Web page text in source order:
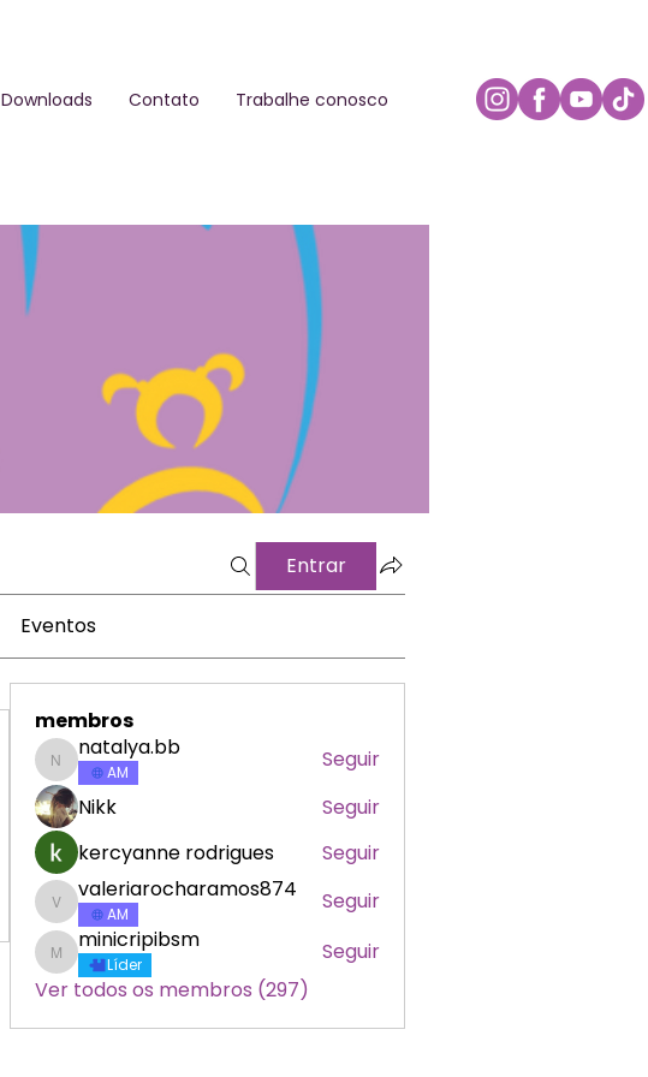
Downloads Contato Trabalhe conosco
Entrar
Eventos
membros
natalya.bb
natalya.bb
AM
Seguir
Nikk
Seguir
kercyanne rodrigues
Seguir
valeriarocharamos874
valeriarocharamos874
AM Seguir
minicripibsm
minicripibsm
Líder
Seguir
Ver todos os membros (297)